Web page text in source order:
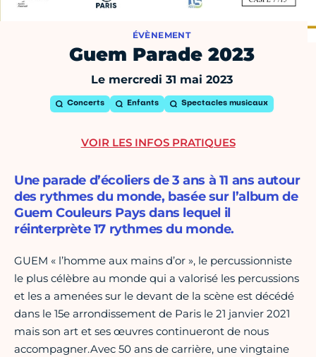
ÉVÈNEMENT
Guem Parade 2023
Le mercredi 31 mai 2023
Concerts Enfants Spectacles musicaux
Une parade d’écoliers de 3 ans à 11 ans autour
des rythmes du monde, basée sur l’album de
Guem Couleurs Pays dans lequel il
réinterprète 17 rythmes du monde.
GUEM « l’homme aux mains d’or », le percussionniste
le plus célèbre au monde qui a valorisé les percussions
et les a amenées sur le devant de la scène est décédé
dans le 15e arrondissement de Paris le 21 janvier 2021
mais son art et ses œuvres continueront de nous
accompagner.Avec 50 ans de carrière, une vingtaine
VOIR LES INFOS PRATIQUES